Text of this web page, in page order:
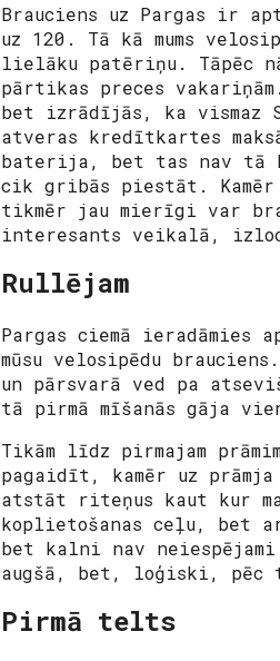
Brauciens uz Pargas ir
uz 120. Tā kā mums
lielāku patēriņu. Tāpēc
pārtikas preces
bet izrādījās, ka vismaz
atveras kredītkartes
baterija, bet tas nav
cik gribās piestāt. Kamēr
tikmēr jau mierīgi var
interesants veikalā,
Rullējam
Pargas ciemā
mūsu velosipēdu
un pārsvarā ved pa
tā pirmā mīšanās gāja
Tikām līdz pirmajam
pagaidīt, kamēr uz
atstāt riteņus kaut kur
koplietošanas ceļu, bet
bet kalni nav
augšā, bet, loģiski, pēc
Pirmā telts